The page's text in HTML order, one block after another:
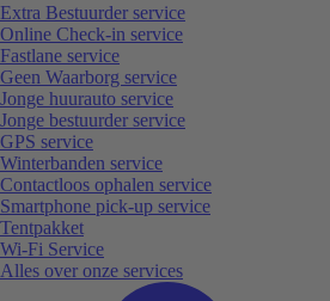
Extra Bestuurder service
Online Check-in service
Fastlane service
Geen Waarborg service
Jonge huurauto service
Jonge bestuurder service
GPS service
Winterbanden service
Contactloos ophalen service
Smartphone pick-up service
Tentpakket
Wi-Fi Service
Alles over onze services